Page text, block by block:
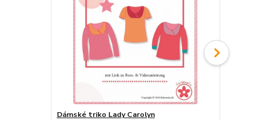
Dámské triko Lady Carolyn